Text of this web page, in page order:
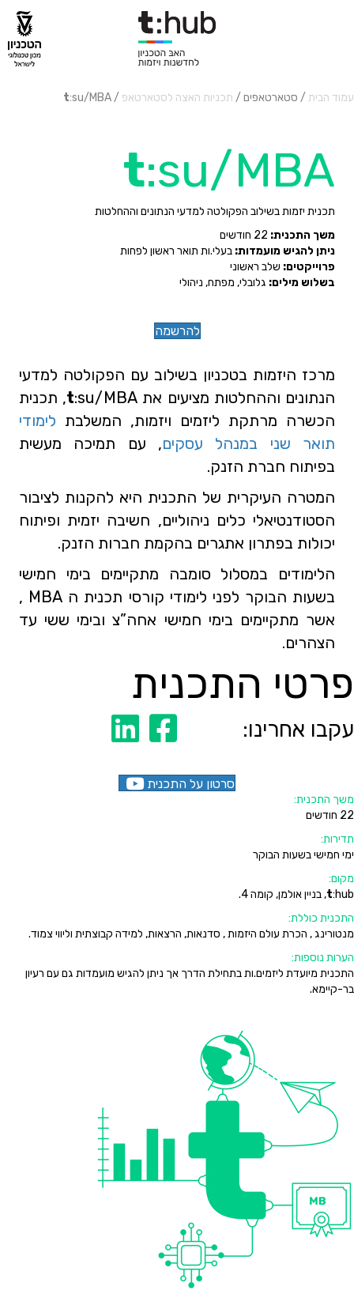
עמוד הבית / סטארטאפים / תכניות האצה לסטארטאפ /
t:su/MBA
t:su/MBA
תכנית יזמות בשילוב הפקולטה למדעי הנתונים וההחלטות
משך התכנית: 22 חודשים
ניתן להגיש מועמדות: בעלי.ות תואר ראשון לפחות
פרוייקטים: שלב ראשוני
בשלוש מילים: גלובלי, מפתח, ניהולי
להרשמה
מרכז היזמות בטכניון בשילוב עם הפקולטה למדעי
הנתונים וההחלטות מציעים את
t:su/MBA, תכנית
הכשרה מרתקת ליזמים ויזמות, המשלבת לימודי
תואר שני במנהל עסקים, עם תמיכה מעשית
בפיתוח חברת הזנק.
המטרה העיקרית של התכנית היא להקנות לציבור
הסטודנטיאלי כלים ניהוליים, חשיבה יזמית ופיתוח
יכולות בפתרון אתגרים בהקמת חברות הזנק.
הלימודים במסלול סומבה מתקיימים בימי חמישי
בשעות הבוקר
לפני לימודי קורסי תכנית ה MBA ,
אשר מתקיימים בימי חמישי אחה”צ ובימי ששי עד
הצהרים.
פרטי התכנית
עקבו אחרינו: לעמוד הפייסבוק שלנו
לעמוד הלינקדין שלנו
סרטון על התכנית
משך התכנית:
22 חודשים
תדירות:
ימי חמישי בשעות הבוקר
מקום:
t:hub, בניין אולמן, קומה 4.
התכנית כוללת:
מנטורינג , הכרת עולם היזמות , סדנאות, הרצאות, למידה קבוצתית וליווי צמוד.
הערות נוספות:
התכנית מיועדת ליזמים.ות בתחילת הדרך אך ניתן להגיש מועמדות גם עם רעיון
בר-קיימא.